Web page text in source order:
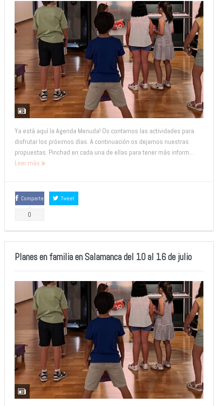
Ya está aquí la Agenda Menuda! Os contamos las actividades para
disfrutar los próximos días. A continuación os dejamos nuestras
propuestas. Pinchad en cada una de ellas para tener más inform...
Leer más
Comparte
0
Tweet
Planes en familia en Salamanca del 10 al 16 de julio